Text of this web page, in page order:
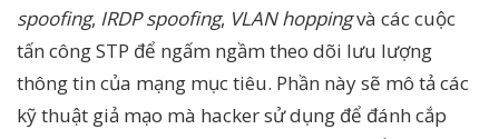
spoofing, IRDP spoofing, VLAN hoppingvà các cuộc
tấn công STP để ngấm ngầm theo dõi lưu lượng
thông tin của mạng mục tiêu. Phần này sẽ mô tả các
kỹ thuật giả mạo mà hacker sử dụng để đánh cắp